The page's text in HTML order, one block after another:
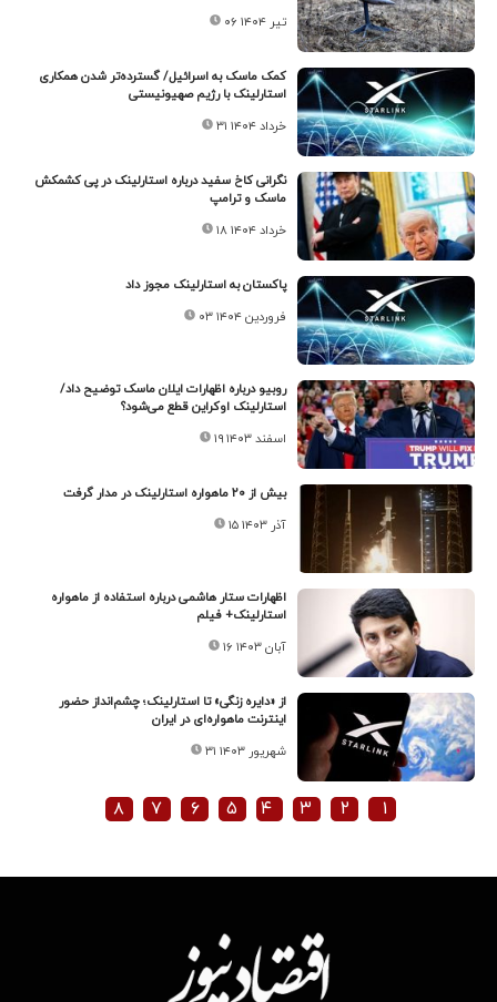
۰۶ تیر ۱۴۰۴
کمک ماسک به اسرائیل/ گسترده‌تر شدن همکاری
استارلینک با رژیم صهیونیستی
۳۱ خرداد ۱۴۰۴
نگرانی کاخ سفید درباره استارلینک در پی کشمکش
ماسک و ترامپ
۱۸ خرداد ۱۴۰۴
پاکستان به استارلینک مجوز داد
۰۳ فروردین ۱۴۰۴
روبیو درباره اظهارات ایلان ماسک توضیح داد/
استارلینک اوکراین قطع می‌شود؟
۱۹ اسفند ۱۴۰۳
بیش از ۲۰ ماهواره استارلینک در مدار گرفت
۱۵ آذر ۱۴۰۳
اظهارات ستار هاشمی درباره استفاده از ماهواره
استارلینک+ فیلم
۱۶ آبان ۱۴۰۳
از «دایره زنگی» تا استارلینک؛ چشم‌انداز حضور
اینترنت ماهواره‌ای در ایران
۳۱ شهریور ۱۴۰۳
۱ ۲ ۳ ۴ ۵ ۶ ۷ ۸